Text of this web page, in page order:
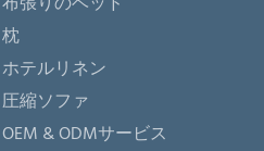
枕
ホテルリネン
圧縮ソファ
OEM & ODMサービス